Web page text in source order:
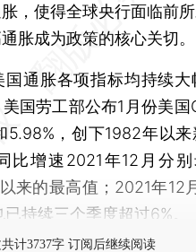
，使得全球央行面临前所
胀成为政策的核心关切。
胀各项指标均持续大
国劳工部公布1月份美国
5.98%，创下1982年以来
比增速2021年12月分
来的最高值；2021年12
持续三个季度超过6%。
计3737字 订阅后继续阅读